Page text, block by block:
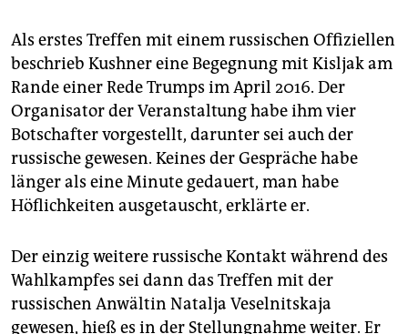
Als erstes Treffen mit einem russischen Offiziellen
beschrieb Kushner eine Begegnung mit Kisljak am
Rande einer Rede Trumps im April 2016. Der
Organisator der Veranstaltung habe ihm vier
Botschafter vorgestellt, darunter sei auch der
russische gewesen. Keines der Gespräche habe
länger als eine Minute gedauert, man habe
Höflichkeiten ausgetauscht, erklärte er.
Der einzig weitere russische Kontakt während des
Wahlkampfes sei dann das Treffen mit der
russischen Anwältin Natalja Veselnitskaja
gewesen, hieß es in der Stellungnahme weiter. Er